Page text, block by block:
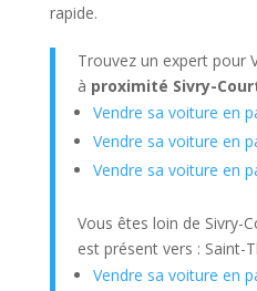
rapide.
Trouvez un expert pour
à proximité Sivry-
Vendre sa voiture en
Vendre sa voiture en
Vendre sa voiture en
Vous êtes loin de Sivry-
est présent vers : Saint-
Vendre sa voiture en